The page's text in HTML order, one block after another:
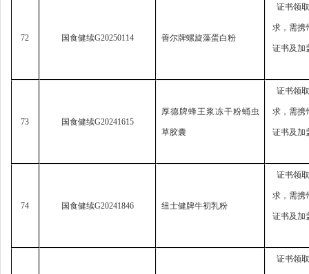
72 国食健续G20250114 善尔牌螺旋藻蛋白粉
证书领
求， 需携
证书及加
73 国食健续G20241615
厚德牌蜂王浆冻干粉蛹虫
草胶囊
证书领
求， 需携
证书及加
74 国食健续G20241846 纽士健牌牛初乳粉
证书领
求， 需携
证书及加
证书领